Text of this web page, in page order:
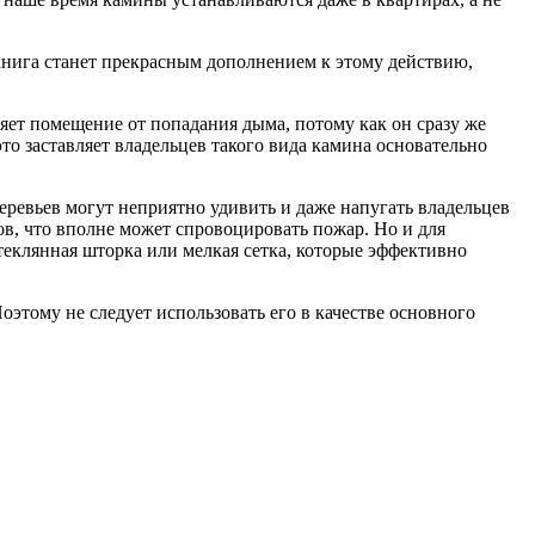
станет прекрасным дополнением к этому действию,
помещение от попадания дыма, потому как он сразу же
владельцев такого вида камина основательно
могут неприятно удивить и даже напугать владельцев
что вполне может спровоцировать пожар. Но и для
шторка или мелкая сетка, которые эффективно
не следует использовать его в качестве основного